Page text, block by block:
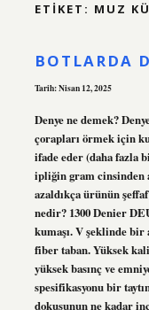
ETIKET: MUZ
BOTLARDA
Tarih: Nisan 12, 2025
Denye ne demek?
çorapları örmek için
ifade eder (daha fazla
ipliğin gram cinsinden
azaldıkça ürünün
nedir? 1300 Denier
kumaşı. V şeklinde
fiber taban. Yüksek
yüksek basınç ve
spesifikasyonu bir
dokusunun ne kadar